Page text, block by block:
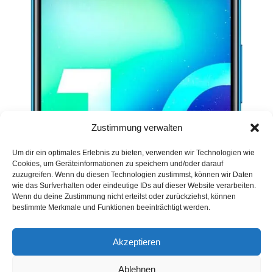
Zustimmung verwalten
Um dir ein optimales Erlebnis zu bieten, verwenden wir Technologien wie
Cookies, um Geräteinformationen zu speichern und/oder darauf
zuzugreifen. Wenn du diesen Technologien zustimmst, können wir Daten
wie das Surfverhalten oder eindeutige IDs auf dieser Website verarbeiten.
Wenn du deine Zustimmung nicht erteilst oder zurückziehst, können
bestimmte Merkmale und Funktionen beeinträchtigt werden.
Akzeptieren
Ablehnen